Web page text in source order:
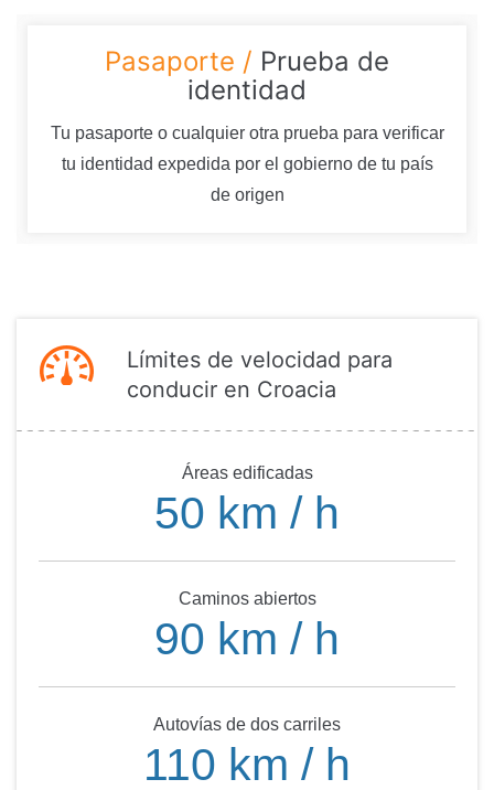
Pasaporte / Prueba de
identidad
Tu pasaporte o cualquier otra prueba para verificar
tu identidad expedida por el gobierno de tu país
de origen
Límites de velocidad para
conducir en Croacia
Áreas edificadas
50 km / h
Caminos abiertos
90 km / h
Autovías de dos carriles
110 km / h